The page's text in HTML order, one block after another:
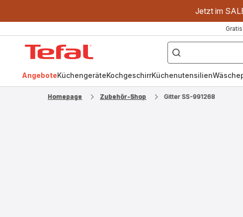
Jetzt im
["OptiGrill","Easy
Fry","Pfanne"]
AngeboteKüchengeräteKochgeschirrKüchenutensilien
Homepage Zubehör-Shop Gitter SS-991268